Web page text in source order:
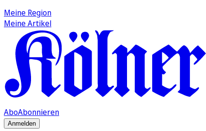
Meine Region
Meine Artikel
AboAbonnieren
Anmelden